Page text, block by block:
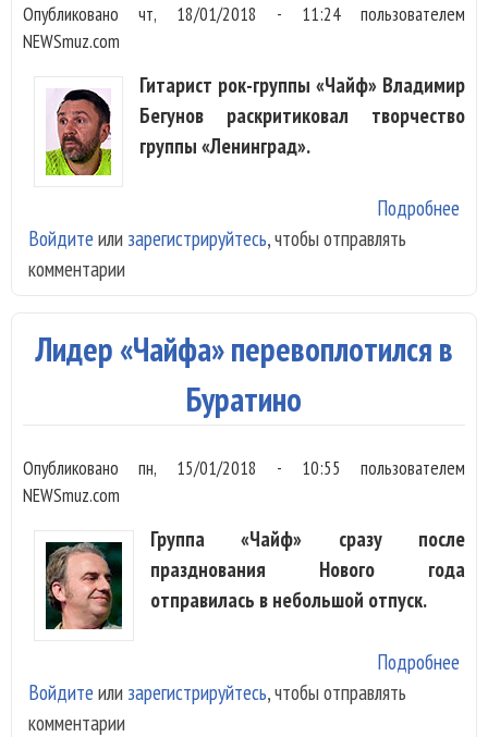
Опубликованочт, 18/01/2018 - 11:24пользователем
NEWSmuz.com
Гитарист рок-группы «Чайф» Владимир
Бегунов раскритиковал творчество
группы «Ленинград».
Подробнее
Войдите или зарегистрируйтесь, чтобы отправлять
комментарии
Лидер «Чайфа» перевоплотился в
Буратино
Опубликованопн, 15/01/2018 - 10:55 пользователем
NEWSmuz.com
Группа «Чайф» сразу после
празднования Нового года
отправилась в небольшой отпуск.
Подробнее
Войдите или зарегистрируйтесь, чтобы отправлять
комментарии